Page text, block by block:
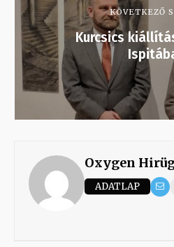
KÖVETKEZŐ
Kurcsics
Oxygen
ADATLAP